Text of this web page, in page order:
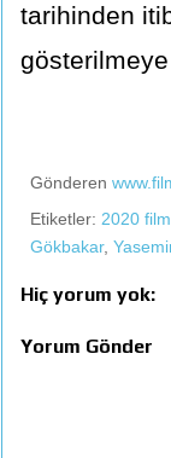
tarihinden
gösterilmeye
Gönderen
Etiketler: 2020
Gökbakar,
Hiç yorum yok:
Yorum Gönder